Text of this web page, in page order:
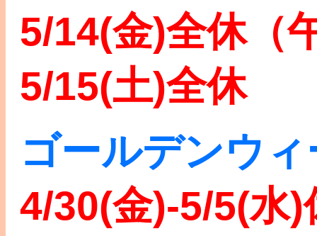
5/14(金)全休（
5/15(土)全休
ゴールデンウ
4/30(金)-5/5(水